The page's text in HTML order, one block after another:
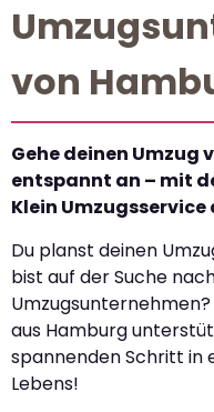
von
Gehe deinen Umzug
entspannt an – mit
Klein
Du planst deinen
bist auf der Suche
aus Hamburg
spannenden Schritt in
Lebens!